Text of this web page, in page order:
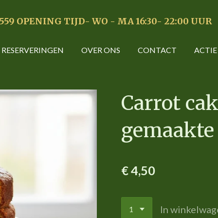
OPENING TIJD- WO - MA 16:30- 22:00 UUR
RESERVERINGEN OVER ONS CONTACT ACTIE
Carrot
€ 4,50
In